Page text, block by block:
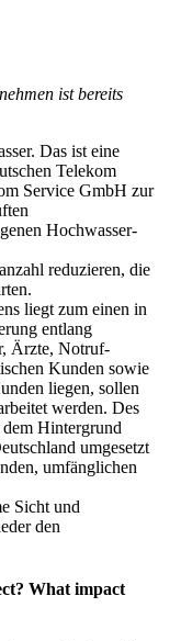
ist bereits
Das ist eine
Telekom
Service GmbH zur
Hochwasser-
reduzieren, die
liegt zum einen in
entlang
Ärzte, Notruf-
Kunden sowie
liegen, sollen
werden. Des
Hintergrund
umgesetzt
umfänglichen
Sicht und
den
What impact